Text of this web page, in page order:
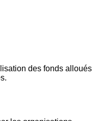
des fonds alloués